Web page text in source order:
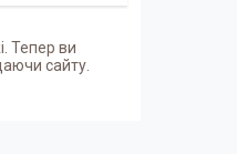
Тепер ви
сайту.